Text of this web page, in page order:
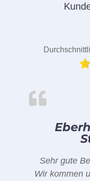
Sehr gute
Wir kommen